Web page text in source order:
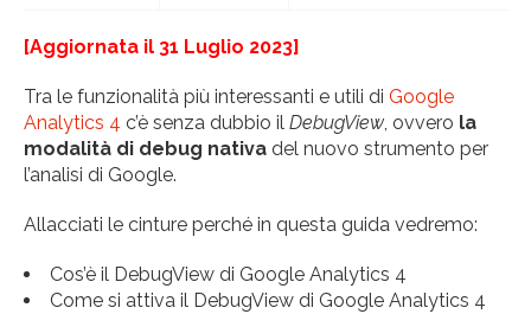
[Aggiornata il 31 Luglio 2023]
Tra le funzionalità più interessanti e utili di Google
Analytics 4 c’è senza dubbio il DebugView, ovvero la
modalità di debug nativa del nuovo strumento per
l’analisi di Google.
Allacciati le cinture perché in questa guida vedremo:
Cos’è il DebugView di Google Analytics 4
Come si attiva il DebugView di Google Analytics 4